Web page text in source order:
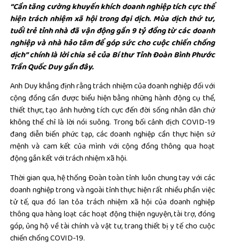
“Cần tăng cường khuyến khích doanh nghiệp tích cựcthể
hiện trách nhiệm xã hộitrong đại dịch. Mùa dịch thứ tư,
tuổi trẻ tỉnh nhà đã vận động gần 9 tỷ đồng từ các doanh
nghiệp và nhà hảo tâm để góp sức cho cuộc chiến chống
dịch” chính là lời chia sẻ của Bí thư Tỉnh Đoàn Bình Phước
Trần Quốc Duy gần đây.
Anh Duy khẳng định rằng trách nhiệm của doanh nghiệp đối với
cộng đồng cần được biểu hiện bằng những hành động cụ thể,
thiết thực, tạo ảnh hưởng tích cực đến đời sống nhân dân chứ
không thể chỉ là lời nói suông. Trong bối cảnh dịch COVID-19
đang diễn biến phức tạp, các doanh nghiệp cần thực hiện sứ
mệnh và cam kết của mình với cộng đồng thông qua hoạt
động gắn kết với trách nhiệm xã hội.
Thời gian qua, hệ thống Đoàn toàn tỉnh luôn chung tay với các
doanh nghiệp trong và ngoài tỉnh thực hiện rất nhiều phần việc
tử tế, qua đó lan tỏa trách nhiệm xã hội của doanh nghiệp
thông qua hàng loạt các hoạt động thiện nguyện, tài trợ, đóng
góp, ủng hộ về tài chính và vật tư, trang thiết bị y tế cho cuộc
chiến chống COVID-19.